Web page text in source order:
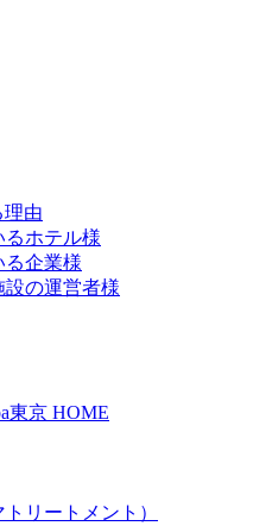
理由
ホテル様
る企業様
の運営者様
東京 HOME
リートメント）